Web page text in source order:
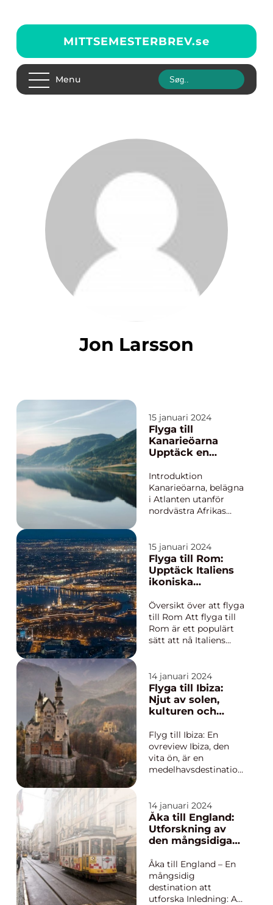
MITTSEMESTERBREV.se
Menu
Jon Larsson
15 januari 2024
Flyga till
Kanarieöarna
Upptäck en
natursköna
paradis
Introduktion
Kanarieöarna, belägna
i Atlanten utanför
nordvästra Afrikas
stränder och
behagliga klimat. Att
flyga till Kanarieöarna
är inte bara en dröm
utan också den
perfekta möjligheten
a...
15 januari 2024
Flyga till Rom:
Upptäck Italiens
ikoniska
Översikt över att flyga
till Rom Att flyga till
Rom är ett populärt
sätt att nå Italiens
historia, kultur och
charm. Med en
överväldigande
mängd sevärdheter,
vibrerande atmosfär
är Rom en...
14 januari 2024
Flyga till Ibiza:
Njut av solen,
kulturen och
Flyg till Ibiza: En
ovreview Ibiza, den
vita ön, är en
medelhavsdestination
livliga nattliv och
vackra landskap. För
att uppleva allt som
denna pittoreska ö
flyget det snabbaste
och bekväm...
14 januari 2024
Åka till England:
Utforskning av
den mångsidiga
Åka till England – En
mångsidig
destination att
utforska Inledning: Att